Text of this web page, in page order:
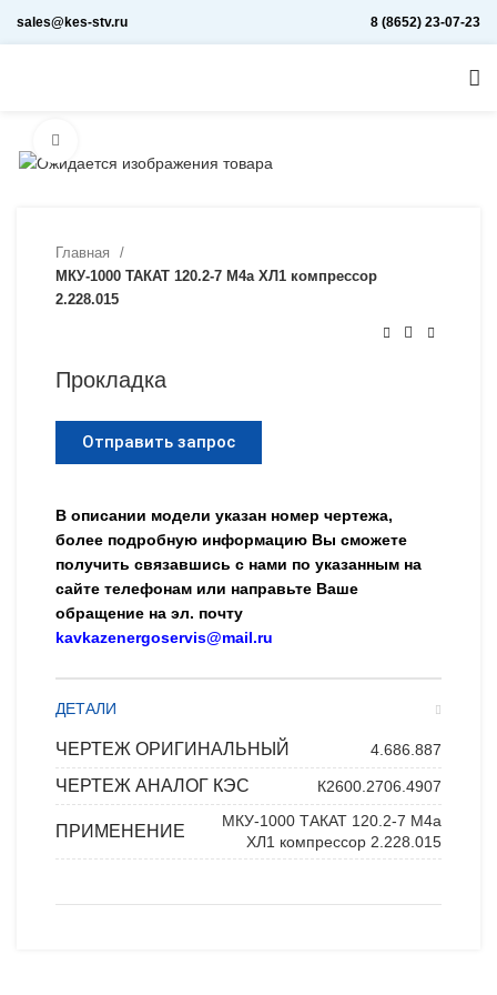
sales@kes-stv.ru 8 (8652) 23-07-23
Главная
МКУ-1000 ТАКАТ 120.2-7 М4а ХЛ1 компрессор
2.228.015
Прокладка
Отправить запрос
В описании модели указан номер чертежа,
более подробную информацию Вы сможете
получить связавшись с нами по указанным на
сайте телефонам или направьте Ваше
обращение на эл. почту
kavkazenergoservis@mail.ru
ДЕТАЛИ
ЧЕРТЕЖ ОРИГИНАЛЬНЫЙ 4.686.887
ЧЕРТЕЖ АНАЛОГ КЭС К2600.2706.4907
ПРИМЕНЕНИЕ
МКУ-1000 ТАКАТ 120.2-7 М4а
ХЛ1 компрессор 2.228.015